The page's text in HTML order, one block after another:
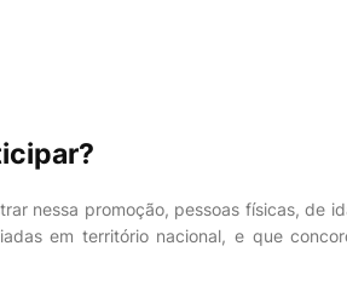
nessa promoção, pessoas físicas, de
em território nacional, e que